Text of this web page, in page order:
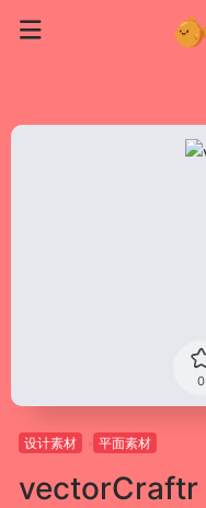
0
设计素材 平面素材
vectorCraftr